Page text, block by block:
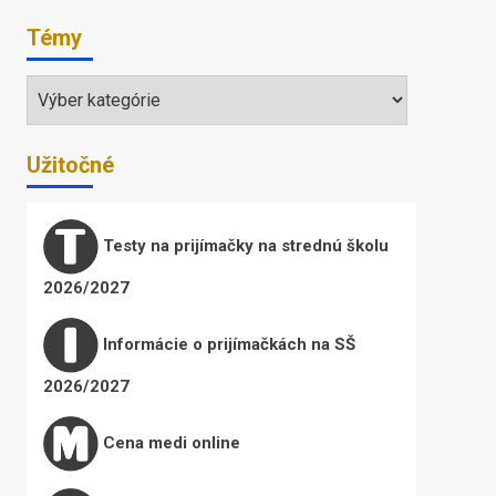
Témy
Témy
Užitočné
Testy na prijímačky na strednú školu
2026/2027
Informácie o prijímačkách na SŠ
2026/2027
Cena medi online